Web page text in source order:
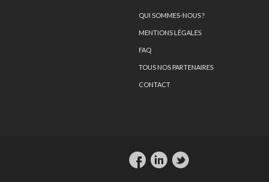
QUI SOMMES-NOUS ?
MENTIONS LÉGALES
FAQ
TOUS NOS PARTENAIRES
CONTACT